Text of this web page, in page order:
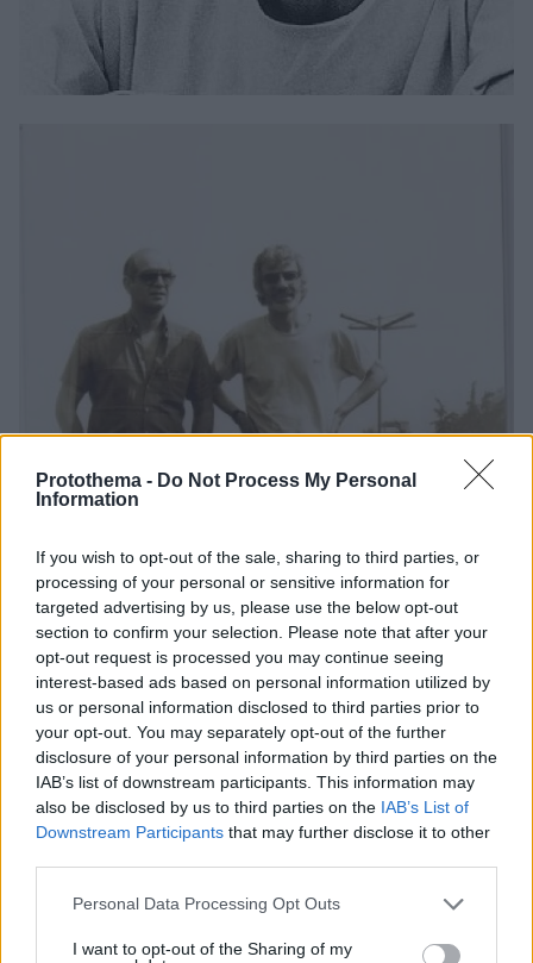
Protothema - Do Not Process My Personal
Information
If you wish to opt-out of the sale, sharing to third parties, or
processing of your personal or sensitive information for
targeted advertising by us, please use the below opt-out
section to confirm your selection. Please note that after your
opt-out request is processed you may continue seeing
interest-based ads based on personal information utilized by
us or personal information disclosed to third parties prior to
your opt-out. You may separately opt-out of the further
disclosure of your personal information by third parties on the
IAB’s list of downstream participants. This information may
also be disclosed by us to third parties on the IAB’s List of
Downstream Participants that may further disclose it to other
Please note that this website/app uses one or more Google
not limited to your visit or usage behaviour. You may click to
Personal Data Processing Opt Outs
I want to opt-out of the Sharing of my